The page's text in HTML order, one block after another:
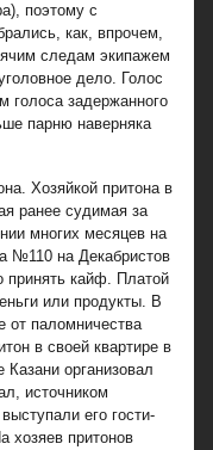
поэтому с
как, впрочем,
следам экипажем
дело. Голос
голоса задержанного
парню наверняка
Хозяйкой притона в
ранее судимая за
многих месяцев на
№110 на Декабристов
принять кайф. Платой
или продукты. В
от паломничества
в своей квартире в
организовал
источником
его гости-
хозяев притонов